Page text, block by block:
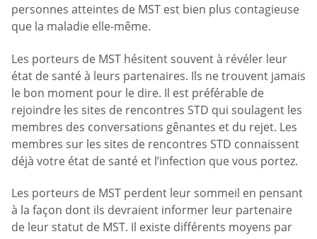
personnes atteintes de MST est bien plus contagieuse
que la maladie elle-même.
Les porteurs de MST hésitent souvent à révéler leur
état de santé à leurs partenaires. Ils ne trouvent jamais
le bon moment pour le dire. Il est préférable de
rejoindre les sites de rencontres STD qui soulagent les
membres des conversations gênantes et du rejet. Les
membres sur les sites de rencontres STD connaissent
déjà votre état de santé et l’infection que vous portez.
Les porteurs de MST perdent leur sommeil en pensant
à la façon dont ils devraient informer leur partenaire
de leur statut de MST. Il existe différents moyens par